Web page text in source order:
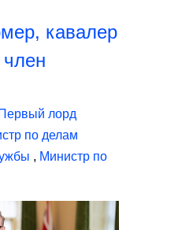
кавалер
Первый лорд
по делам
, Министр по